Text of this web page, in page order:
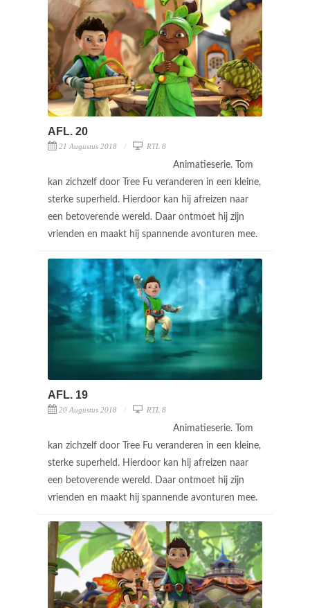
AFL. 20
21 Augustus 2018 RTL 8
Animatieserie. Tom
kan zichzelf door Tree Fu veranderen in een kleine,
sterke superheld. Hierdoor kan hij afreizen naar
een betoverende wereld. Daar ontmoet hij zijn
vrienden en maakt hij spannende avonturen mee.
AFL. 19
20 Augustus 2018 RTL 8
Animatieserie. Tom
kan zichzelf door Tree Fu veranderen in een kleine,
sterke superheld. Hierdoor kan hij afreizen naar
een betoverende wereld. Daar ontmoet hij zijn
vrienden en maakt hij spannende avonturen mee.